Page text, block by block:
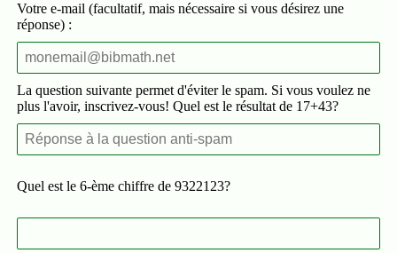
Votre e-mail (facultatif, mais nécessaire si vous désirez une
réponse) :
La question suivante permet d'éviter le spam. Si vous voulez ne
plus l'avoir, inscrivez-vous! Quel est le résultat de 17+43?
Quel est le 6-ème chiffre de 9322123?